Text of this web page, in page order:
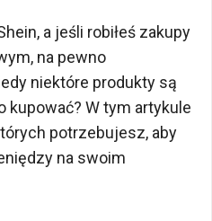
a jeśli robiłeś zakupy
na pewno
niektóre produkty są
kupować? W tym artykule
potrzebujesz, aby
na swoim